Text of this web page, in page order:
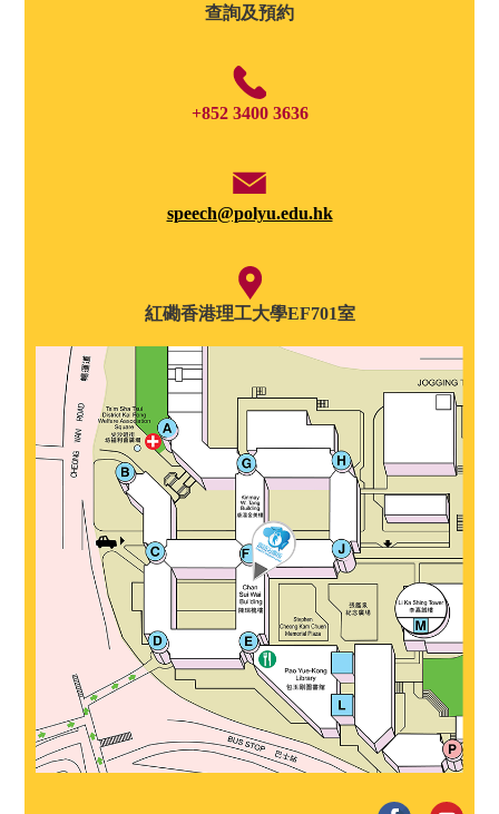
查詢及預約
+852 3400 3636
speech@polyu.edu.hk
紅磡香港理工大學EF701室